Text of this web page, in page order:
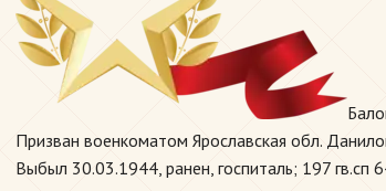
Призван военкоматом Ярославская обл.
Выбыл 30.03.1944, ранен, госпиталь; 197 гв.сп